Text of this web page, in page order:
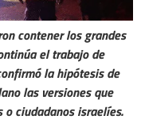
contener los grandes
el trabajo de
la hipótesis de
las versiones que
ciudadanos israelíes.